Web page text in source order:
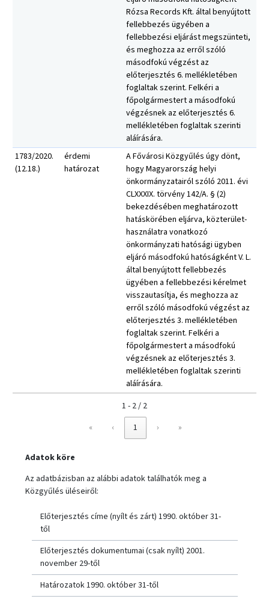
Rózsa Records Kft. által benyújtott
fellebbezés ügyében a
fellebbezési eljárást megszünteti,
és meghozza az erről szóló
másodfokú végzést az
előterjesztés 6. mellékletében
foglaltak szerint. Felkéri a
főpolgármestert a másodfokú
végzésnek az előterjesztés 6.
mellékletében foglaltak szerinti
aláírására.
1783/2020.
(12.18.)
érdemi
határozat
A Fővárosi Közgyűlés úgy dönt,
hogy Magyarország helyi
önkormányzatairól szóló 2011. évi
CLXXXIX. törvény 142/A. § (2)
bekezdésében meghatározott
hatáskörében eljárva, közterület-
használatra vonatkozó
önkormányzati hatósági ügyben
eljáró másodfokú hatóságként V. L.
által benyújtott fellebbezés
ügyében a fellebbezési kérelmet
visszautasítja, és meghozza az
erről szóló másodfokú végzést az
előterjesztés 3. mellékletében
foglaltak szerint. Felkéri a
főpolgármestert a másodfokú
végzésnek az előterjesztés 3.
mellékletében foglaltak szerinti
aláírására.
1 - 2 / 2
«
‹ 1 › »
Adatok köre
Az adatbázisban az alábbi adatok találhatók meg a
Közgyűlés üléseiről:
Előterjesztés címe (nyílt és zárt) 1990. október 31-
től
Előterjesztés dokumentumai (csak nyílt) 2001.
november 29-től
Határozatok 1990. október 31-től